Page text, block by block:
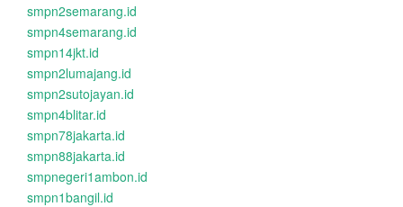
smpn2semarang.id
smpn4semarang.id
smpn14jkt.id
smpn2lumajang.id
smpn2sutojayan.id
smpn4blitar.id
smpn78jakarta.id
smpn88jakarta.id
smpnegeri1ambon.id
smpn1bangil.id